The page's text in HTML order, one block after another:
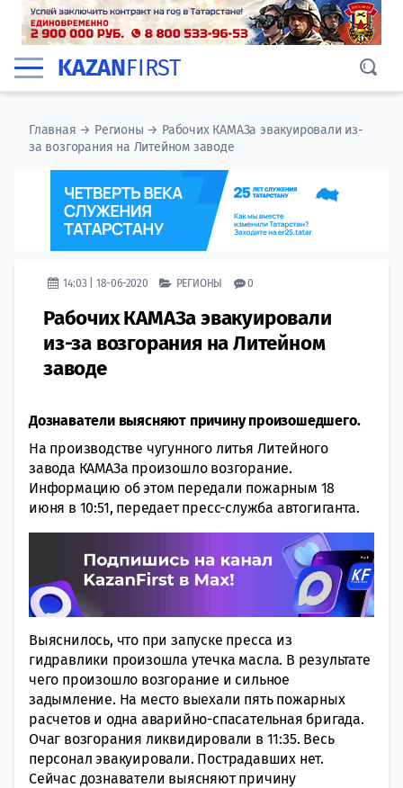
KAZANFIRST
Главная → Регионы → Рабочих КАМАЗа эвакуировали из-
за возгорания на Литейном заводе
14:03 | 18-06-2020 РЕГИОНЫ 0
Рабочих КАМАЗа эвакуировали
из-за возгорания на Литейном
заводе
Дознаватели выясняют причину произошедшего.
На производстве чугунного литья Литейного
завода КАМАЗа произошло возгорание.
Информацию об этом передали пожарным 18
июня в 10:51, передает пресс-служба автогиганта.
Выяснилось, что при запуске пресса из
гидравлики произошла утечка масла. В результате
чего произошло возгорание и сильное
задымление. На место выехали пять пожарных
расчетов и одна аварийно-спасательная бригада.
Очаг возгорания ликвидировали в 11:35. Весь
персонал эвакуировали. Пострадавших нет.
Сейчас дознаватели выясняют причину